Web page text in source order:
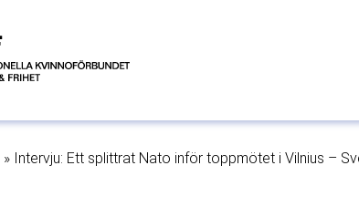
» Intervju: Ett splittrat Nato inför toppmötet i Vilnius –